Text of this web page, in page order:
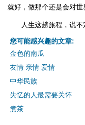
就好，做那个还是会对世
人生这趟旅程，说
您可能感兴趣的文章:
金色的南瓜
友情 亲情 爱情
中华民族
失忆的人最需要关怀
煮茶